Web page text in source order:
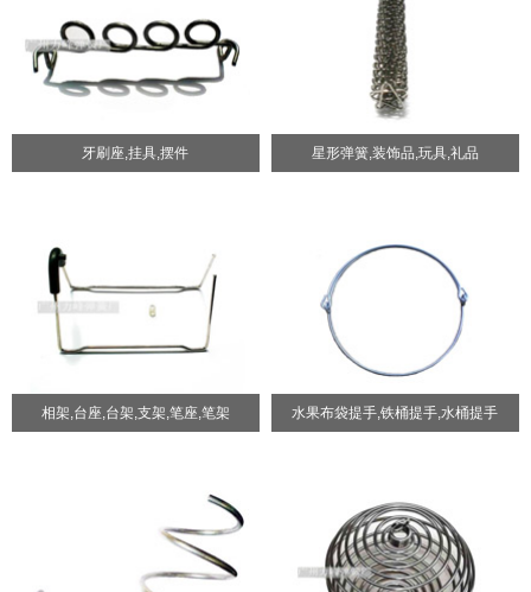
牙刷座,挂具,摆件 星形弹簧,装饰品,玩具,礼品
相架,台座,台架,支架,笔座,笔架 水果布袋提手,铁桶提手,水桶提手